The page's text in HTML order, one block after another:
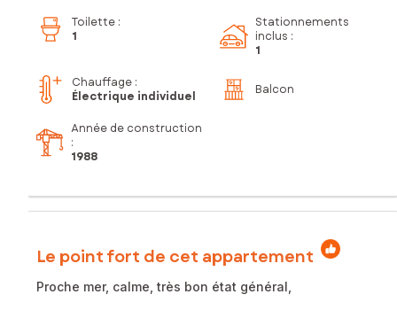
Toilette :
1
Stationnements
inclus :
1
Chauffage :
Électrique individuel
Balcon
Année de construction
:
1988
Le point fort de cet appartement
Proche mer, calme, très bon état général,